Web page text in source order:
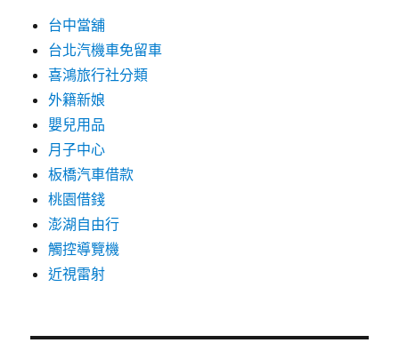
台中當舖
台北汽機車免留車
喜鴻旅行社分類
外籍新娘
嬰兒用品
月子中心
板橋汽車借款
桃園借錢
澎湖自由行
觸控導覽機
近視雷射